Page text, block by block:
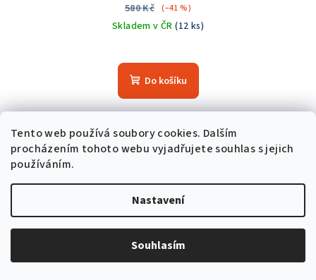
Tento web používá soubory cookies. Dalším
procházením tohoto webu vyjadřujete souhlas s jejich
používáním.
Nastavení
Souhlasím
580 Kč (–41 %)
Skladem v ČR(12 ks)
hodnocení
produktu
5,0
5
hvězdiček.
Do košíku
Akce
Trvale nízká cena